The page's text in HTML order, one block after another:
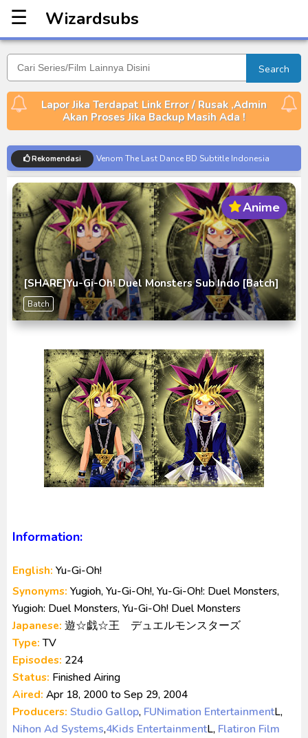
Wizardsubs
Wizardsubs
☰
Search
Lapor Jika Terdapat Link Error / Rusak ,Admin
Akan Proses Jika Backup Masih Ada !
Rekomendasi
Venom The Last Dance BD Subtitle Indonesia
Kraven The Hunter Subtitle Indonesia
Spider-Noir Subtitle Indonesia
Ultraman Arc The Movie: The Clash of Light and
Evil BD Subtitle Indonesia
Captain America: Brave New World BD Subtitle
Indonesia
[Reupload] Kikaider REBOO (2014) Subtitle
Indonesia
No.1 Sentai Gozyuger Episode 00-01 Subtitle
Ultraman Decker Finale: Journey to Beyond Subtitle
Indonesia
Anime
[SHARE]Yu-Gi-Oh! Duel Monsters Sub Indo [Batch]
Batch
Information:
English: Yu-Gi-Oh!
Synonyms: Yugioh, Yu-Gi-Oh!, Yu-Gi-Oh!: Duel Monsters,
Yugioh: Duel Monsters, Yu-Gi-Oh! Duel Monsters
Japanese: 遊☆戯☆王 デュエルモンスターズ
Type:TV
Episodes: 224
Status: Finished Airing
Aired: Apr 18, 2000 to Sep 29, 2004
Producers: Studio Gallop, FUNimation EntertainmentL,
Nihon Ad Systems,4Kids EntertainmentL, Flatiron Film